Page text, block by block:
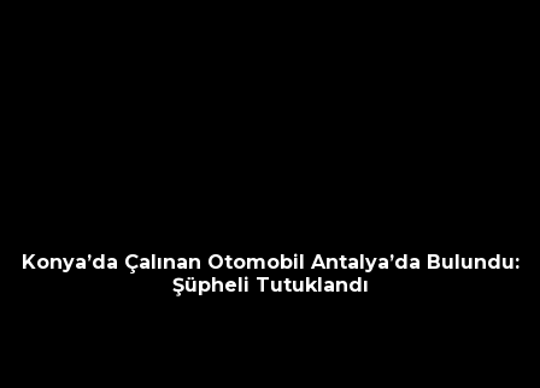
Konya’da Çalınan Otomobil Antalya’da Bulundu:
Şüpheli Tutuklandı